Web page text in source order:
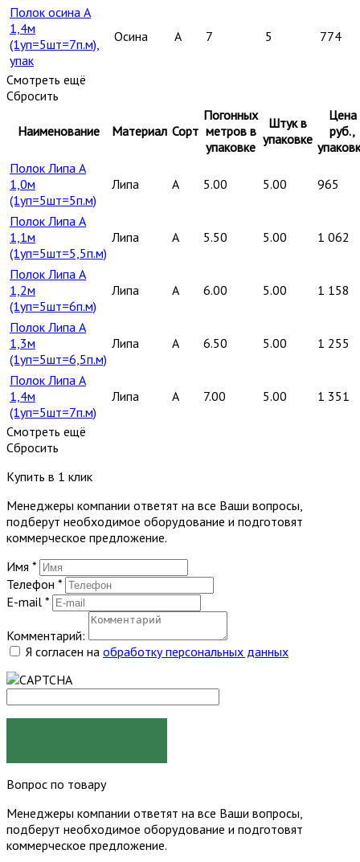
Полок осина А
1,4м
(1уп=5шт=7п.м),
упак
Осина A 7 5 774
Смотреть ещё
Сбросить
Наименование Материал Сорт
Погонных
метров в
упаковке
Штук в
упаковке
Цена
руб.,
Полок Липа А
1,0м
(1уп=5шт=5п.м)
Липа A 5.00 5.00 965
Полок Липа А
1,1м
(1уп=5шт=5,5п.м)
Липа A 5.50 5.00 1 062
Полок Липа А
1,2м
(1уп=5шт=6п.м)
Липа A 6.00 5.00 1 158
Полок Липа А
1,3м
(1уп=5шт=6,5п.м)
Липа A 6.50 5.00 1 255
Полок Липа А
1,4м
(1уп=5шт=7п.м)
Липа A 7.00 5.00 1 351
Смотреть ещё
Сбросить
Купить в 1 клик
Менеджеры компании ответят на все Ваши вопросы,
подберут необходимое оборудование и подготовят
коммерческое предложение.
Имя *
Телефон *
E-mail *
Комментарий:
Я согласен на обработку персональных данных
Вопрос по товару
Менеджеры компании ответят на все Ваши вопросы,
подберут необходимое оборудование и подготовят
коммерческое предложение.